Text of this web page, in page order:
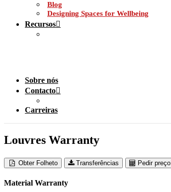
Blog
Designing Spaces for Wellbeing
Recursos
Sobre nós
Contacto
Carreiras
Louvres Warranty
Obter Folheto Transferências Pedir preço
Material Warranty